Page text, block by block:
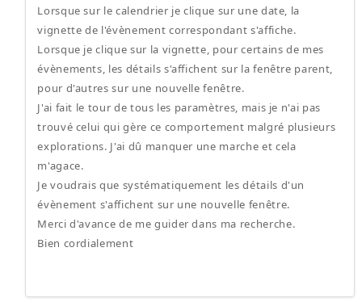
Lorsque sur le calendrier je clique sur une date, la
vignette de l'évènement correspondant s'affiche.
Lorsque je clique sur la vignette, pour certains de mes
évènements, les détails s'affichent sur la fenêtre parent,
pour d'autres sur une nouvelle fenêtre.
J'ai fait le tour de tous les paramètres, mais je n'ai pas
trouvé celui qui gère ce comportement malgré plusieurs
explorations. J'ai dû manquer une marche et cela
m'agace.
Je voudrais que systématiquement les détails d'un
évènement s'affichent sur une nouvelle fenêtre.
Merci d'avance de me guider dans ma recherche.
Bien cordialement